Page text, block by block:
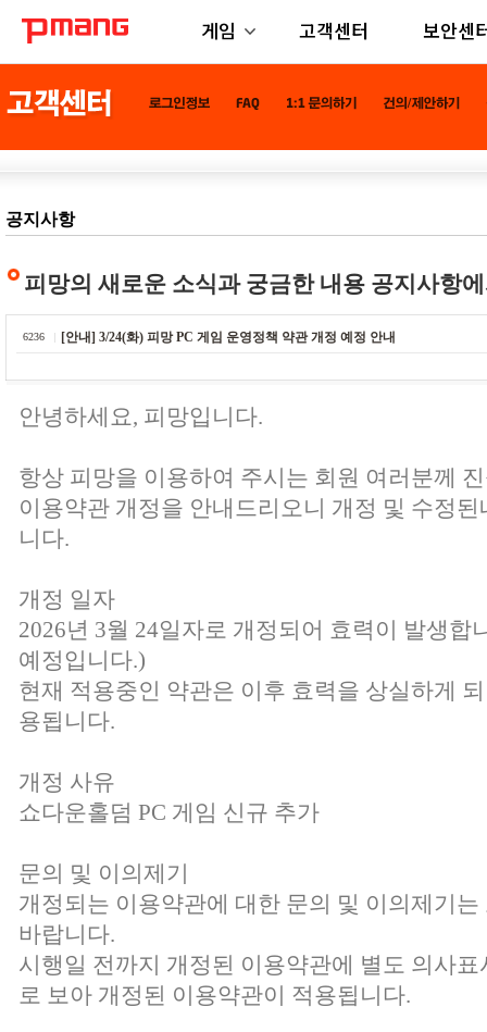
게임 고객센터 보안센
공지사항
피망의 새로운 소식과 궁금한 내용 공지사항
6236 [안내] 3/24(화) 피망 PC 게임 운영정책 약관 개정 예정 안내
안녕하세요, 피망입니다.
항상 피망을 이용하여 주시는 회원 여러분께
이용약관 개정을 안내드리오니 개정 및 수정
니다.
개정 일자
2026년 3월 24일자로 개정되어 효력이 발생합
예정입니다.)
현재 적용중인 약관은 이후 효력을 상실하게
용됩니다.
개정 사유
쇼다운홀덤 PC 게임 신규 추가
문의 및 이의제기
개정되는 이용약관에 대한 문의 및 이의제기
바랍니다.
시행일 전까지 개정된 이용약관에 별도 의사
로 보아 개정된 이용약관이 적용됩니다.